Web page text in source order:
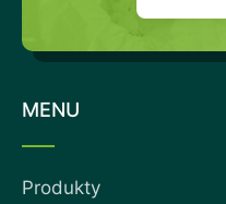
MENU
Produkty